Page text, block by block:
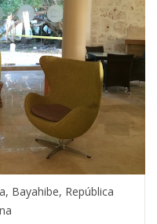
Bayahibe, República